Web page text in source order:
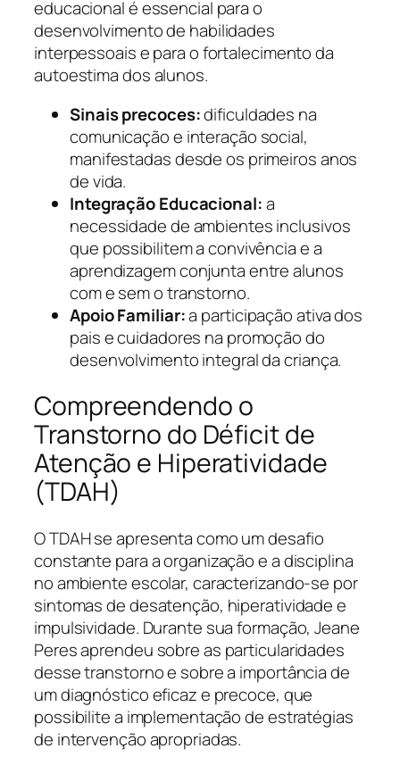
educacional é essencial para o
desenvolvimento de habilidades
interpessoais e para o fortalecimento da
autoestima dos alunos.
Sinais precoces:dificuldades na
comunicação e interação social,
manifestadas desde os primeiros anos
de vida.
Integração Educacional:a
necessidade de ambientes inclusivos
que possibilitem a convivência e a
aprendizagem conjunta entre alunos
com e sem o transtorno.
Apoio Familiar:a participação ativa dos
pais e cuidadores na promoção do
desenvolvimento integral da criança.
Compreendendo o
Transtorno do Déficit de
Atenção e Hiperatividade
(TDAH)
O TDAH se apresenta como um desafio
constante para a organização e a disciplina
no ambiente escolar, caracterizando-se por
sintomas de desatenção, hiperatividade e
impulsividade. Durante sua formação, Jeane
Peres aprendeu sobre as particularidades
desse transtorno e sobre a importância de
um diagnóstico eficaz e precoce, que
possibilite a implementação de estratégias
de intervenção apropriadas.